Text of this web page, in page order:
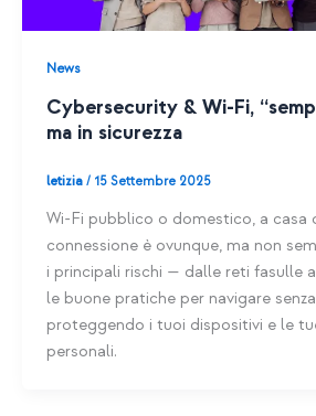
News
Cybersecurity & Wi-Fi,
ma in sicurezza
letizia / 15 Settembre 2025
Wi-Fi pubblico o domestico, a casa
connessione è ovunque, ma non
i principali rischi — dalle reti fasulle
le buone pratiche per navigare
proteggendo i tuoi dispositivi e le
personali.